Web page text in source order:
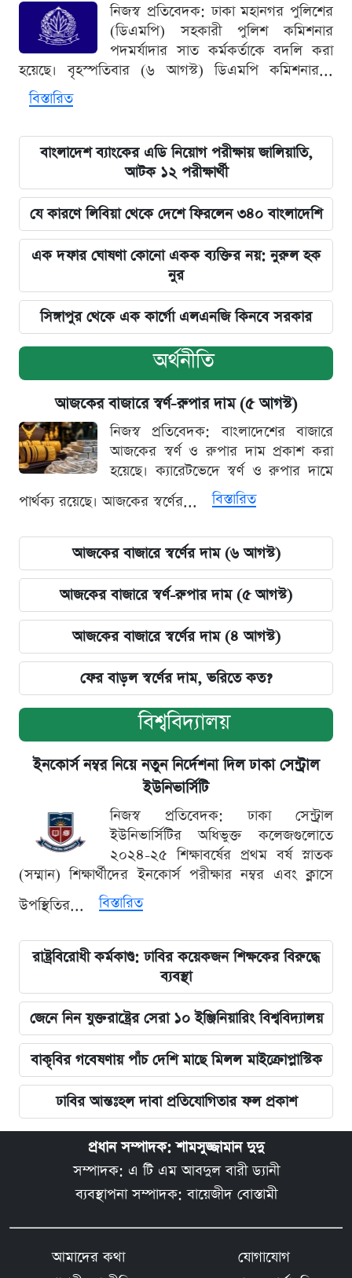
নিজস্ব প্রতিবেদক: ঢাকা মহানগর পুলিশের
(ডিএমপি) সহকারী পুলিশ কমিশনার
পদমর্যাদার সাত কর্মকর্তাকে বদলি করা
হয়েছে। বৃহস্পতিবার (৬ আগস্ট) ডিএমপি কমিশনার...
বিস্তারিত
বাংলাদেশ ব্যাংকের এডি নিয়োগ পরীক্ষায় জালিয়াতি,
আটক ১২ পরীক্ষার্থী
যে কারণে লিবিয়া থেকে দেশে ফিরলেন ৩৪০ বাংলাদেশি
এক দফার ঘোষণা কোনো একক ব্যক্তির নয়: নুরুল হক
নুর
সিঙ্গাপুর থেকে এক কার্গো এলএনজি কিনবে সরকার
অর্থনীতি
আজকের বাজারে স্বর্ণ-রুপার দাম (৫ আগস্ট)
নিজস্ব প্রতিবেদক: বাংলাদেশের বাজারে
আজকের স্বর্ণ ও রুপার দাম প্রকাশ করা
হয়েছে। ক্যারেটভেদে স্বর্ণ ও রুপার দামে
পার্থক্য রয়েছে। আজকের স্বর্ণের...
বিস্তারিত
আজকের বাজারে স্বর্ণের দাম (৬ আগস্ট)
আজকের বাজারে স্বর্ণ-রুপার দাম (৫ আগস্ট)
আজকের বাজারে স্বর্ণের দাম (৪ আগস্ট)
ফের বাড়ল স্বর্ণের দাম, ভরিতে কত?
বিশ্ববিদ্যালয়
ইনকোর্স নম্বর নিয়ে নতুন নির্দেশনা দিল ঢাকা সেন্ট্রাল
ইউনিভার্সিটি
নিজস্ব প্রতিবেদক: ঢাকা সেন্ট্রাল
ইউনিভার্সিটির অধিভুক্ত কলেজগুলোতে
২০২৪-২৫ শিক্ষাবর্ষের প্রথম বর্ষ স্নাতক
(সম্মান) শিক্ষার্থীদের ইনকোর্স পরীক্ষার নম্বর এবং ক্লাসে
উপস্থিতির...
বিস্তারিত
রাষ্ট্রবিরোধী কর্মকাণ্ড: ঢাবির কয়েকজন শিক্ষকের বিরুদ্ধে
ব্যবস্থা
জেনে নিন যুক্তরাষ্ট্রের সেরা ১০ ইঞ্জিনিয়ারিং বিশ্ববিদ্যালয়
বাকৃবির গবেষণায় পাঁচ দেশি মাছে মিলল মাইক্রোপ্লাস্টিক
ঢাবির আন্তঃহল দাবা প্রতিযোগিতার ফল প্রকাশ
প্রধান সম্পাদক: শামসুজ্জামান দুদু
সম্পাদক: এ টি এম আবদুল বারী ড্যানী
ব্যবস্থাপনা সম্পাদক: বায়েজীদ বোস্তামী
আমাদের কথা
যোগাযোগ